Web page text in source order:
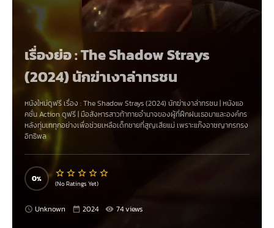
เรื่องย่อ : The Shadow Strays
(2024) นักฆ่าเงาล่าทรชน
หนังใหม่ดูฟรี เรื่อง :The Shadow Strays (2024) นักฆ่าเงาล่าทรชน|หนังแอ
คชั่น Actionดูฟรี | มือสังหารสาวท้าทายอำนาจของผู้ที่ฝึกฝนเธอมาและองค์กร
หลังทุ่มเททุกอย่างเพื่อช่วยเหลือเด็กชายที่สูญเสียแม่ เพราะแก๊งอาชญากรทรง
อิทธิพล
0 (No Ratings Yet)
Unknown 2024 74 views